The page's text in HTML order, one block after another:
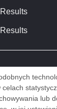
celach
lub